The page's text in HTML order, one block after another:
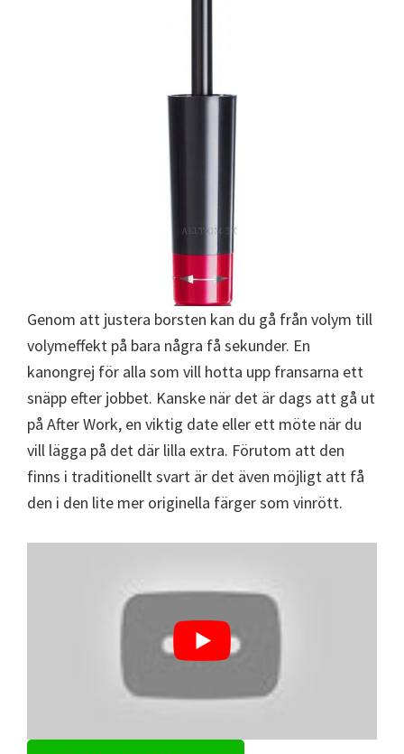
Genom att justera borsten kan du gå från volym till
volymeffekt på bara några få sekunder. En
kanongrej för alla som vill hotta upp fransarna ett
snäpp efter jobbet. Kanske när det är dags att gå ut
på After Work, en viktig date eller ett möte när du
vill lägga på det där lilla extra. Förutom att den
finns i traditionellt svart är det även möjligt att få
den i den lite mer originella färger som vinrött.